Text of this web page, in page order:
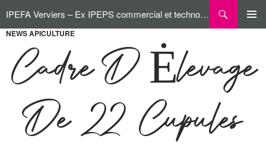
au
contenu
IPEFA Verviers – Ex IPEPS commercial et technologique
NEWS APICULTURE
Cadre D Ėlevage
De 22 Cupules